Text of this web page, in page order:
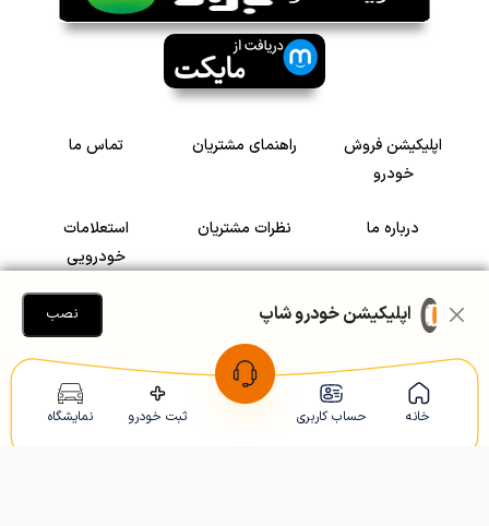
خانه حساب کاربری ثبت خودرو نمایشگاه
اپلیکیشن فروش
خودرو
راهنمای مشتریان تماس ما
درباره ما نظرات مشتریان
استعلامات
خودرویی
سرمایه گذاری در
رضایت مشتریان
Copyright © 2005-2026 Khodroshop.ir
اپلیکیشن خودرو شاپ نصب